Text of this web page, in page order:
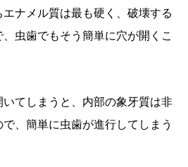
ナメル質は最も硬く、破壊する
虫歯でもそう簡単に穴が開くこ
てしまうと、内部の象牙質は非
、簡単に虫歯が進行してしまう